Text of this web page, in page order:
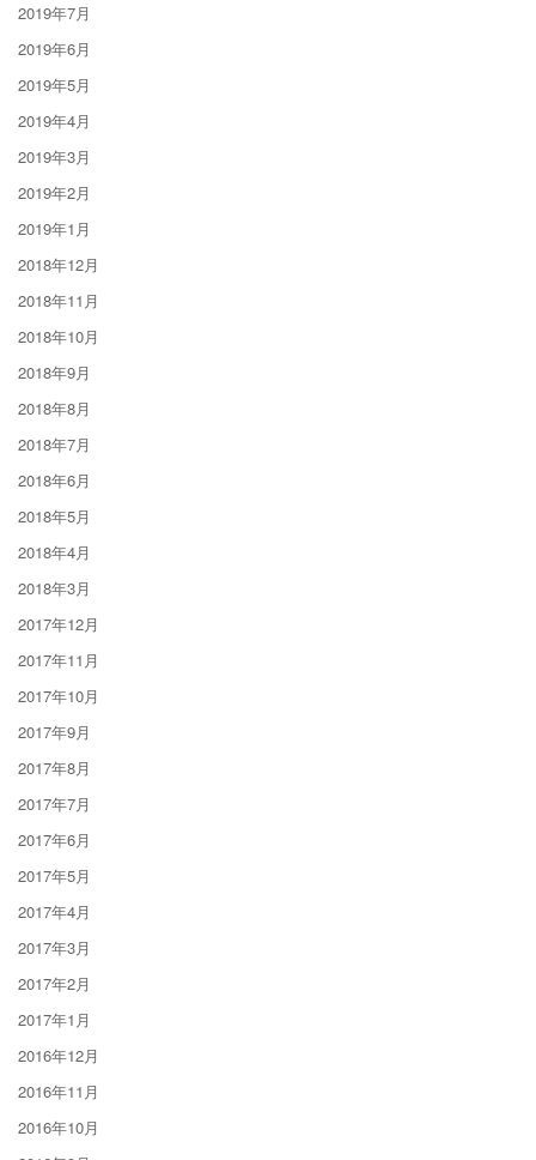
2019年7月
2019年6月
2019年5月
2019年4月
2019年3月
2019年2月
2019年1月
2018年12月
2018年11月
2018年10月
2018年9月
2018年8月
2018年7月
2018年6月
2018年5月
2018年4月
2018年3月
2017年12月
2017年11月
2017年10月
2017年9月
2017年8月
2017年7月
2017年6月
2017年5月
2017年4月
2017年3月
2017年2月
2017年1月
2016年12月
2016年11月
2016年10月